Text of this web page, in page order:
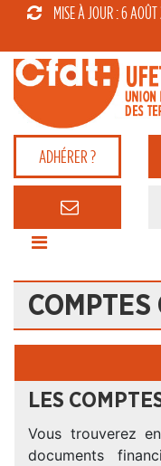
MISE À JOUR : 6
ADHÉRER ?
COMPTES
LES
Vous trouverez
documents